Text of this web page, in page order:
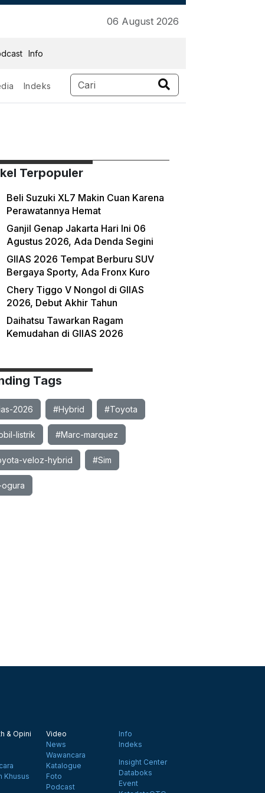
06 August 2026
Info
Indeks
Terpopuler
Beli Suzuki XL7 Makin Cuan Karena
Perawatannya Hemat
Ganjil Genap Jakarta Hari Ini 06
Agustus 2026, Ada Denda Segini
GIIAS 2026 Tempat Berburu SUV
Bergaya Sporty, Ada Fronx Kuro
Chery Tiggo V Nongol di GIIAS
2026, Debut Akhir Tahun
Daihatsu Tawarkan Ragam
Kemudahan di GIIAS 2026
Tags
2026 #Hybrid #Toyota
listrik #Marc-marquez
veloz-hybrid #Sim
& Opini
Khusus
Video
News
Wawancara
Katalogue
Foto
Podcast
Info
Indeks
Insight Center
Databoks
Event